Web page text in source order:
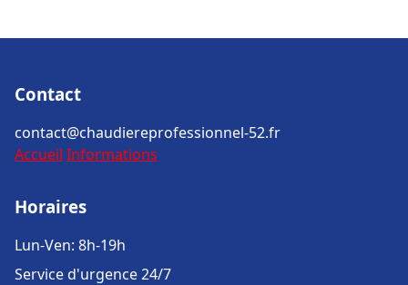
Contact
contact@chaudiereprofessionnel-52.fr
Accueil Informations
Horaires
Lun-Ven: 8h-19h
Service d'urgence 24/7